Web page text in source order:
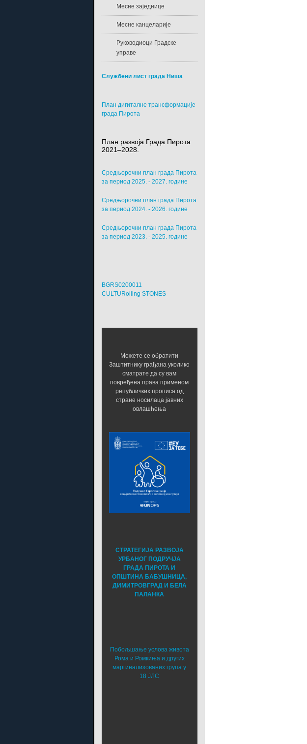
Месне заједнице
Месне канцеларије
Руководиоци Градске
управе
Службени лист града Ниша
План дигиталне трансформације
града Пирота
План развоја Града Пирота
2021–2028.
Средњорочни план града Пирота
за период 2025. - 2027. године
Средњорочни план града Пирота
за период 2024. - 2026. године
Средњорочни план града Пирота
за период 2023. - 2025. године
BGRS0200011
CULTURolling STONES
Можете се обратити
Заштитнику грађана уколико
сматрате да су вам
повређена права применом
републичких прописа од
стране носилаца јавних
овлашћења
СТРАТЕГИЈА РАЗВОЈА
УРБАНОГ ПОДРУЧЈА
ГРАДА ПИРОТА И
ОПШТИНА БАБУШНИЦА,
ДИМИТРОВГРАД И БЕЛА
ПАЛАНКА
Побољшање услова живота
Рома и Ромкиња и других
маргинализованих група у
18 ЈЛС